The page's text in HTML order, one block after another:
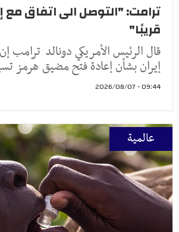
ترامت: "التوصل الى اتفاق مع
قريبًا"
قال الرئيس الأمريكي دونالد ترامب
إيران بشأن إعادة فتح مضيق هرمز
09:44 - 2026/08/07
عالمية